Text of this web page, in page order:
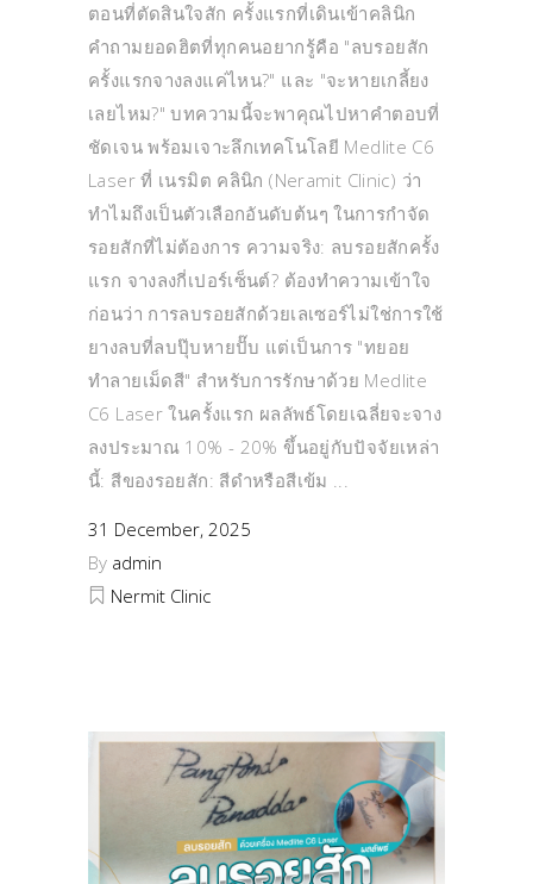
ตอนที่ตัดสินใจสัก ครั้งแรกที่เดินเข้าคลินิก
คำถามยอดฮิตที่ทุกคนอยากรู้คือ "ลบรอยสัก
ครั้งแรกจางลงแค่ไหน?" และ "จะหายเกลี้ยง
เลยไหม?" บทความนี้จะพาคุณไปหาคำตอบที่
ชัดเจน พร้อมเจาะลึกเทคโนโลยี Medlite C6
Laser ที่ เนรมิต คลินิก (Neramit Clinic) ว่า
ทำไมถึงเป็นตัวเลือกอันดับต้นๆ ในการกำจัด
รอยสักที่ไม่ต้องการ ความจริง: ลบรอยสักครั้ง
แรก จางลงกี่เปอร์เซ็นต์? ต้องทำความเข้าใจ
ก่อนว่า การลบรอยสักด้วยเลเซอร์ไม่ใช่การใช้
ยางลบที่ลบปุ๊บหายปั๊บ แต่เป็นการ "ทยอย
ทำลายเม็ดสี" สำหรับการรักษาด้วย Medlite
C6 Laser ในครั้งแรก ผลลัพธ์โดยเฉลี่ยจะจาง
ลงประมาณ 10% - 20% ขึ้นอยู่กับปัจจัยเหล่า
นี้: สีของรอยสัก: สีดำหรือสีเข้ม
31 December, 2025
By admin
Nermit Clinic